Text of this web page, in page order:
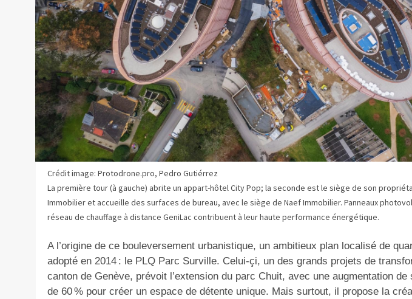
Crédit image: Protodrone.pro, Pedro Gutiérrez
La première tour (à gauche) abrite un appart-hôtel City Pop; la seconde est le siège de son
Immobilier et accueille des surfaces de bureau, avec le siège de Naef Immobilier. Panneaux
réseau de chauffage à distance GeniLac contribuent à leur haute performance énergétique.
A l’origine de ce bouleversement urbanistique, un ambitieux plan localisé de
adopté en 2014 : le PLQ Parc Surville. Celui-çi, un des grands projets de
canton de Genève, prévoit l’extension du parc Chuit, avec une augmentation de
de 60 % pour créer un espace de détente unique. Mais surtout, il propose la